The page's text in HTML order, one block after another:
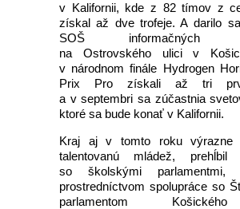
v Kalifornii, kde z 82 tímov z
získal až dve trofeje. A darilo
SOŠ informačných
na Ostrovského ulici v
v národnom finále Hydrogen
Prix Pro získali až tri
a v septembri sa zúčastnia
ktoré sa bude konať v Kalifornii.
Kraj aj v tomto roku výrazne
talentovanú mládež, prehĺbil
so školskými
prostredníctvom spolupráce so
parlamentom